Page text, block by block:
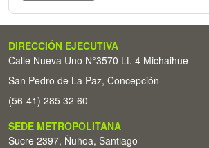
DIRECCIÓN EJECUTIVA
Calle Nueva Uno N°3570 Lt. 4 Michaihue -
San Pedro de La Paz, Concepción
(56-41) 285 32 60
SEDE METROPOLITANA
Sucre 2397, Ñuñoa, Santiago